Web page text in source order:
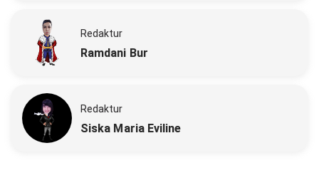
Redaktur
Ramdani Bur
Redaktur
Siska Maria Eviline